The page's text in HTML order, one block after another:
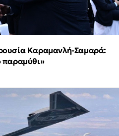
Καραμανλή-Σαμαρά:
παραμύθι»